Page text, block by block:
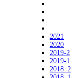
2021
2020
2019-2
2019-1
2018_2